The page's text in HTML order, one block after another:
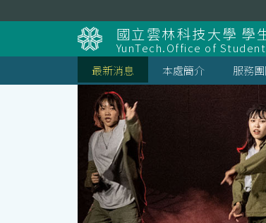
到
主
要
內
容
塊
國立雲林科技大學 學
YunTech.Office of
最新消息
本處簡介 服務